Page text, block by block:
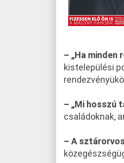
– „Ha minden
kistelepülési
– „Mi hosszú
családoknak,
– A